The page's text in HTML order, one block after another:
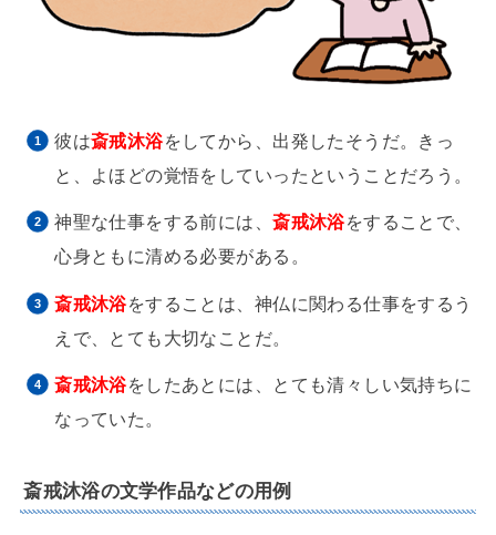
彼は斎戒沐浴をしてから、出発したそうだ。きっ
と、よほどの覚悟をしていったということだろう。
神聖な仕事をする前には、斎戒沐浴をすることで、
心身ともに清める必要がある。
斎戒沐浴をすることは、神仏に関わる仕事をするう
えで、とても大切なことだ。
斎戒沐浴をしたあとには、とても清々しい気持ちに
なっていた。
斎戒沐浴の文学作品などの用例